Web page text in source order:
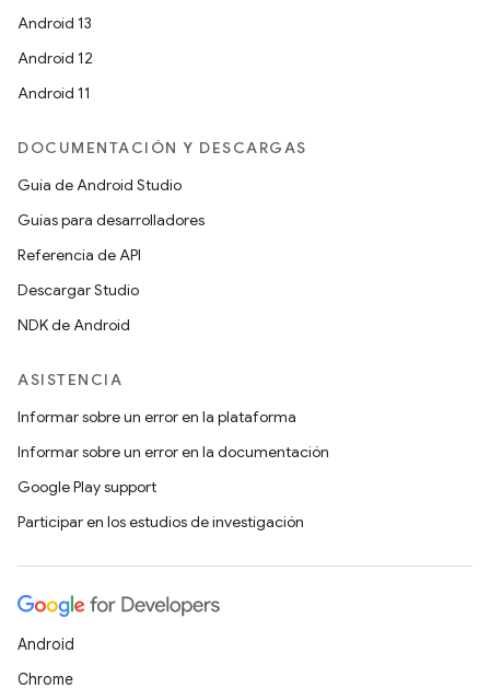
Android 13
Android 12
Android 11
DOCUMENTACIÓN Y DESCARGAS
Guía de Android Studio
Guías para desarrolladores
Referencia de API
Descargar Studio
NDK de Android
ASISTENCIA
Informar sobre un error en la plataforma
Informar sobre un error en la documentación
Google Play support
Participar en los estudios de investigación
Android
Chrome